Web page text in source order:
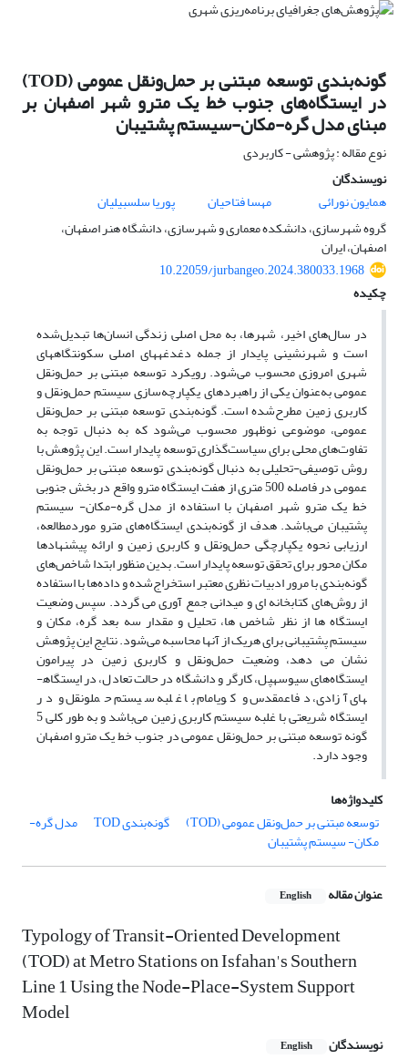
گونه‌بندی توسعه مبتنی بر حمل‌ونقل عمومی (TOD)
در ایستگاه‌های جنوب خط یک مترو شهر اصفهان بر
مبنای مدل گره-مکان-سیستم پشتیبان
نوع مقاله : پژوهشی - کاربردی
نویسندگان
همایون نورائی
مهسا فتاحیان
پوریا سلسبیلیان
گروه شهرسازی، دانشکده معماری و شهرسازی، دانشگاه هنر اصفهان،
اصفهان، ایران
10.22059/jurbangeo.2024.380033.1968
چکیده
در سال‌های اخیر، شهرها، به محل اصلی زندگی انسان‌ها تبدیل‌شده
است و شهرنشینی پایدار از جمله دغدغه­های اصلی سکونتگاه­های
شهری امروزی محسوب می‌شود. رویکرد توسعه مبتنی بر حمل‌ونقل
عمومی به‌عنوان یکی از راهبردهای یکپارچه‌سازی سیستم حمل‌ونقل و
کاربری زمین مطرح‌شده است. گونه‌بندی توسعه مبتنی بر حمل‌ونقل
عمومی، موضوعی نوظهور محسوب می‌شود که به دنبال توجه به
تفاوت‌های محلی برای سیاست‌گذاری توسعه پایدار است. این پژوهش با
روش توصیفی-تحلیلی به دنبال گونه‌بندی توسعه مبتنی بر حمل‌ونقل
عمومی در فاصله 500 متری از هفت ایستگاه مترو واقع در بخش جنوبی
خط یک مترو شهر اصفهان با استفاده از مدل گره-مکان- سیستم
پشتیبان می‌باشد. هدف از گونه‌بندی ایستگاه‌های مترو موردمطالعه،
ارزیابی نحوه یکپارچگی حمل‌ونقل و کاربری زمین و ارائه پیشنهاد‌ها
مکان محور برای تحقق توسعه پایدار است. بدین منظور ابتدا شاخص‌های
گونه‌بندی با مرور ادبیات نظری معتبر استخراج‌شده و داده‌ها با استفاده
از روش‌های کتابخانه ای و میدانی جمع آوری می گردد. سپس وضعیت
ایستگاه ها از نظر شاخص ها، تحلیل و مقدار سه بعد گره، مکان و
سیستم پشتیبانی برای هریک از آنها محاسبه می‌شود. نتایج این پژوهش
نشان می دهد، وضعیت حمل‌ونقل و کاربری زمین در پیرامون
ایستگاه‌های سی­وسه­پل، کارگر و دانشگاه در حالت تعادل، در ایستگاه­
های آزادی، دفاع­مقدس و کوی­امام با غلبه سیستم حمل­و­نقل و در
ایستگاه شریعتی با غلبه سیستم کاربری زمین می‌باشد و به طور کلی 5
گونه توسعه مبتنی بر حمل‌ونقل عمومی در جنوب خط یک مترو اصفهان
وجود دارد.
کلیدواژه‌ها
توسعه مبتنی بر حمل‌ونقل عمومی (TOD)
گونه‌بندی TOD مدل گره-
مکان- سیستم پشتیبان
عنوان مقاله English
Typology of Transit-Oriented Development
(TOD) at Metro Stations on Isfahan's Southern
Line 1 Using the Node-Place-System Support
Model
نویسندگان English